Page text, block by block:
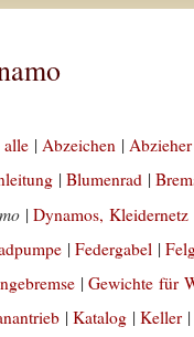
alle |Abzeichen |
|Blumenrad |
|Dynamos, Kleidernetz
|Federgabel |
|Gewichte für
|Katalog |Keller